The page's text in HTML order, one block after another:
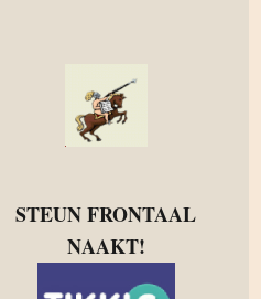
STEUN FRONTAAL
NAAKT!